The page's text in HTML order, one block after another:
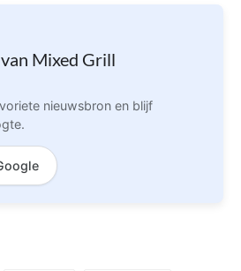
Mixed Grill
nieuwsbron en blijf